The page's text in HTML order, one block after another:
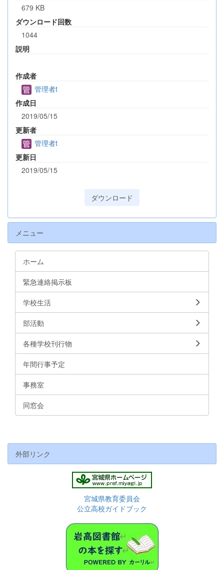
679 KB
ダウンロード回数
1044
説明
作成者
管理者t
作成日
2019/05/15
更新者
管理者t
更新日
2019/05/15
ダウンロード
メニュー
ホーム
緊急連絡掲示板
学校生活
部活動
各種学校刊行物
年間行事予定
事務室
同窓会
外部リンク
宮城県教育委員会
公立高校ガイドブック